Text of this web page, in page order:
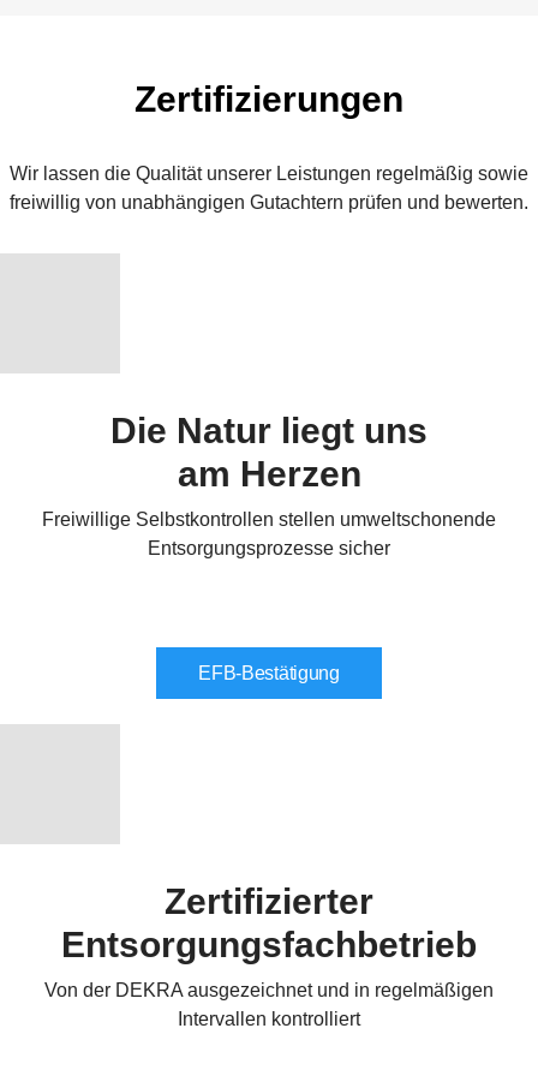
Zertifizierungen
Wir lassen die Qualität unserer Leistungen regelmäßig sowie
freiwillig von unabhängigen Gutachtern prüfen und bewerten.
Die Natur liegt uns
am Herzen
Freiwillige Selbstkontrollen stellen umweltschonende
Entsorgungsprozesse sicher
EFB-Bestätigung
Zertifizierter
Entsorgungsfachbetrieb
Von der DEKRA ausgezeichnet und in regelmäßigen
Intervallen kontrolliert